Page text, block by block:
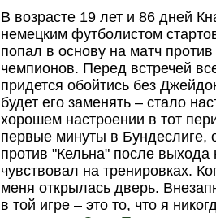
В возрасте 19 лет и 86 дней
немецким футболистом
попал в основу на матч
чемпионов. Перед встречей
придется обойтись без
будет его заменять – стало
хорошем настроении в тот
первые минуты в Бундеслиге,
против "Кельна" после
чувствовал на тренировках.
меня открылась дверь.
в той игре – это то, что я